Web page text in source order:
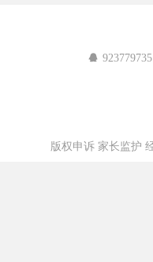
923779735
版权申诉 家长监护